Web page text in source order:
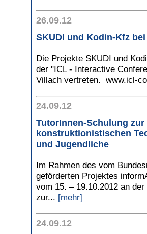
26.09.12
SKUDI und Kodin-Kfz
Die Projekte SKUDI und
der "ICL - Interactive
Villach vertreten. www.icl-
24.09.12
TutorInnen-Schulung
konstruktionistischen
und Jugendliche
Im Rahmen des vom
geförderten Projektes
vom 15. – 19.10.2012 an
zur... [mehr]
24.09.12